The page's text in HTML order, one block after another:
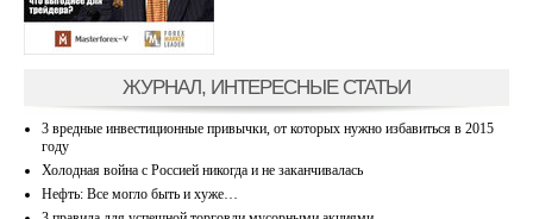
ЖУРНАЛ, ИНТЕРЕСНЫЕ СТАТЬИ
3 вредные инвестиционные привычки, от которых нужно избавиться в 2015
году
Холодная война с Россией никогда и не заканчивалась
Нефть: Все могло быть и хуже…